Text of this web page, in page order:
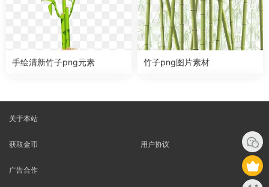
手绘清新竹子png元素 竹子png图片素材
关于本站
获取金币 用户协议
广告合作